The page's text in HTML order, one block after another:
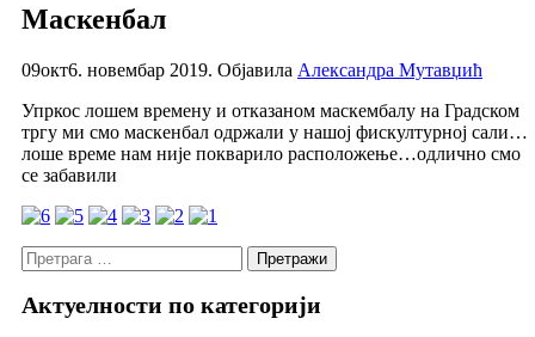
Mаскенбал
09окт6. новембар 2019. Објавила Александра Мутавџић
Упркос лошем времену и отказаном маскембалу на Градском
тргу ми смо маскенбал одржали у нашој фискултурној сали…
лоше време нам није покварило расположење…одлично смо
се забавили
Претрага
за:
Актуелности по категорији